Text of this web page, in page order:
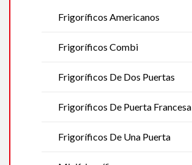
Frigoríficos Americanos
Frigoríficos Combi
Frigoríficos De Dos Puertas
Frigoríficos De Puerta Francesa
Frigoríficos De Una Puerta